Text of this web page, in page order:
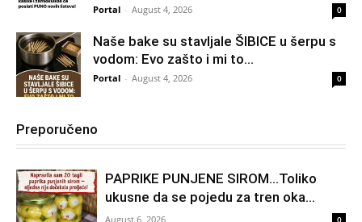
Portal - August 4, 2026 0
Naše bake su stavljale ŠIBICE u šerpu s
vodom: Evo zašto i mi to...
Portal - August 4, 2026 0
Preporučeno
PAPRIKE PUNJENE SIROM…Toliko
ukusne da se pojedu za tren oka…
August 6, 2026